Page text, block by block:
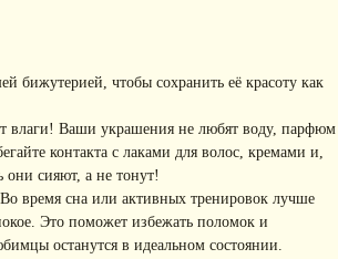
бижутерией, чтобы сохранить её красоту как
влаги! Ваши украшения не любят воду, парфюм
контакта с лаками для волос, кремами и,
сияют, а не тонут!
время сна или активных тренировок лучше
Это поможет избежать поломок и
останутся в идеальном состоянии.
idari.brand@mail.ru